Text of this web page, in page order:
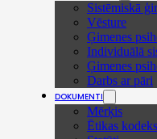
Sistēmiskā
Vēsture
Ģimenes
Individuālā
Ģimenes
Darbs ar pāri
DOKUMENTI
Mērķis
Ētikas